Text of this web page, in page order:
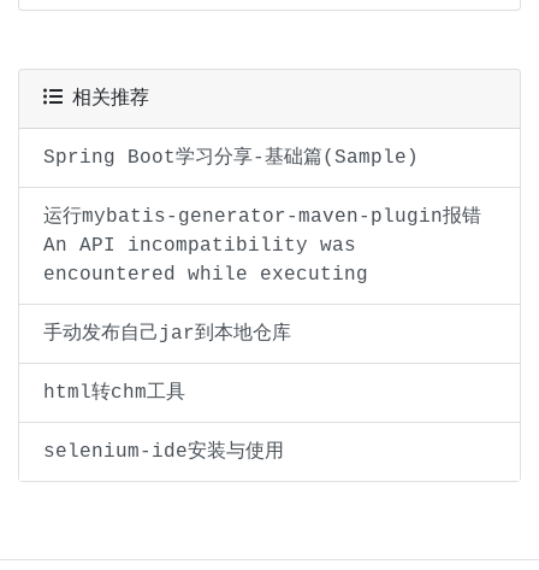
相关推荐
Spring Boot学习分享-基础篇(Sample)
运行mybatis-generator-maven-plugin报错
An API incompatibility was
encountered while executing
手动发布自己jar到本地仓库
html转chm工具
selenium-ide安装与使用